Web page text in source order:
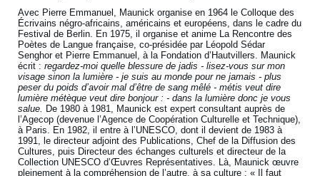
Avec Pierre Emmanuel, Maunick organise en 1964 le Colloque des
Écrivains négro-africains, américains et européens, dans le cadre du
Festival de Berlin. En 1975, il organise et anime La Rencontre des
Poètes de Langue française, co-présidée par Léopold Sédar
Senghor et Pierre Emmanuel, à la Fondation d’Hautvillers. Maunick
écrit :regardez-moi quelle blessure de jadis - lisez-vous sur mon
visage sinon la lumière - je suis au monde pour ne jamais - plus
peser du poids d’avoir mal d’être de sang mêlé - métis veut dire
lumière métèque veut dire bonjour : - dans la lumière donc je vous
salue. De 1980 à 1981, Maunick est expert consultant auprès de
l’Agecop (devenue l’Agence de Coopération Culturelle et Technique),
à Paris. En 1982, il entre à l’UNESCO, dont il devient de 1983 à
1991, le directeur adjoint des Publications, Chef de la Diffusion des
Cultures, puis Directeur des échanges culturels et directeur de la
Collection UNESCO d’Œuvres Représentatives. Là, Maunick œuvre
pleinement à la compréhension de l’autre, à sa culture : « Il faut